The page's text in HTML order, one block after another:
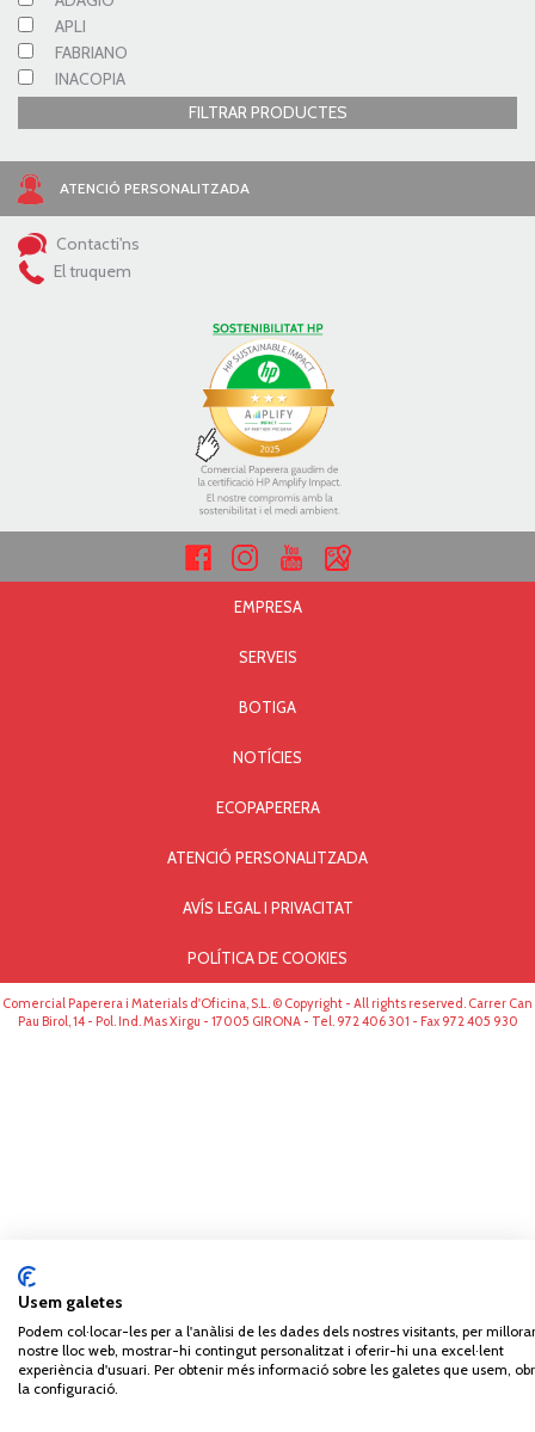
APLI
FABRIANO
INACOPIA
FILTRAR PRODUCTES
ATENCIÓ PERSONALITZADA
Contacti'ns
El truquem
EMPRESA
SERVEIS
BOTIGA
NOTÍCIES
ECOPAPERERA
ATENCIÓ PERSONALITZADA
AVÍS LEGAL I PRIVACITAT
POLÍTICA DE COOKIES
Comercial Paperera i Materials d'Oficina, S.L. © Copyright - All rights reserved. Carrer Can
Pau Birol, 14 - Pol. Ind. Mas Xirgu - 17005 GIRONA - Tel. 972 406 301 - Fax 972 405 930
Usem galetes
Podem col·locar-les per a l'anàlisi de les dades dels nostres visitants, per
nostre lloc web, mostrar-hi contingut personalitzat i oferir-hi una excel·lent
experiència d'usuari. Per obtenir més informació sobre les galetes que usem,
la configuració.